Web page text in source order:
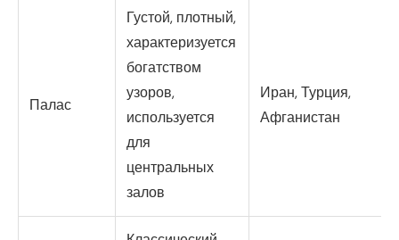
Палас
Густой, плотный,
характеризуется
богатством
узоров,
используется
для
центральных
залов
Иран, Турция,
Афганистан